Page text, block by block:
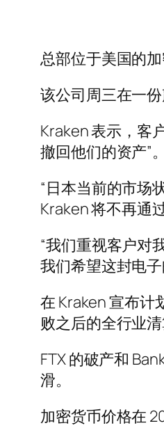
总部位于美国的
该公司周三在一
Kraken 表示，客
撤回他们的资产”。
“日本当前的市场
Kraken 将不再通
“我们重视客户对
我们希望这封电
在 Kraken 宣布计
败之后的全行业清
FTX 的破产和
滑。
加密货币价格在